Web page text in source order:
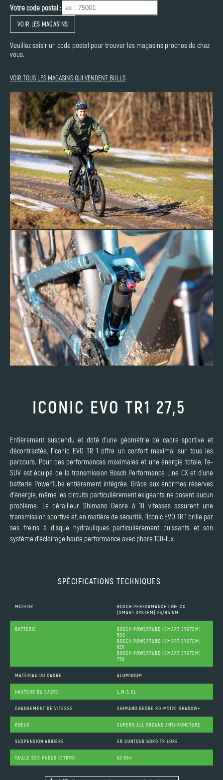
Votre code postal :
VOIR LES MAGASINS
Veuillez saisir un code postal pour trouver les magasins proches de chez
vous.
VOIR TOUS LES MAGASINS QUI VENDENT BULLS
ICONIC EVO TR1 27,5
Entièrement suspendu et doté d'une géométrie de cadre sportive et
décontractée, l'Iconic EVO TR 1 offre un confort maximal sur tous les
parcours. Pour des performances maximales et une énergie totale, l'e-
SUV est équipé de la transmission Bosch Performance Line CX et d'une
batterie PowerTube entièrement intégrée. Grâce aux énormes réserves
d'énergie, même les circuits particulièrement exigeants ne posent aucun
problème. Le dérailleur Shimano Deore à 10 vitesses assurent une
transmission sportive et, en matière de sécurité, l'Iconic EVO TR 1 brille par
ses freins à disque hydrauliques particulièrement puissants et son
système d'éclairage haute performance avec phare 100-lux.
SPÉCIFICATIONS TECHNIQUES
MOTEUR
BOSCH PERFORMANCE LINE CX
(SMART SYSTEM) 25/85 NM
BATTERIE
BOSCH POWERTUBE (SMART SYSTEM)
500
BOSCH POWERTUBE (SMART SYSTEM)
625
BOSCH POWERTUBE (SMART SYSTEM)
750
MATÉRIAU DU CADRE ALUMINIUM
HAUTEUR DU CADRE L,M,S,XL
CHANGEMENT DE VITESSE SHIMANO DEORE RD-M5120 SHADOW+
PNEUS SUPERO ALL GROUND ANTI-PUNCTURE
SUSPENSION ARRIÈRE SR SUNTOUR BORD TR LOR8
TAILLE DES PNEUS (ETRTO) 62-584